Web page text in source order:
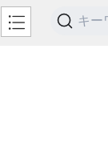
キー